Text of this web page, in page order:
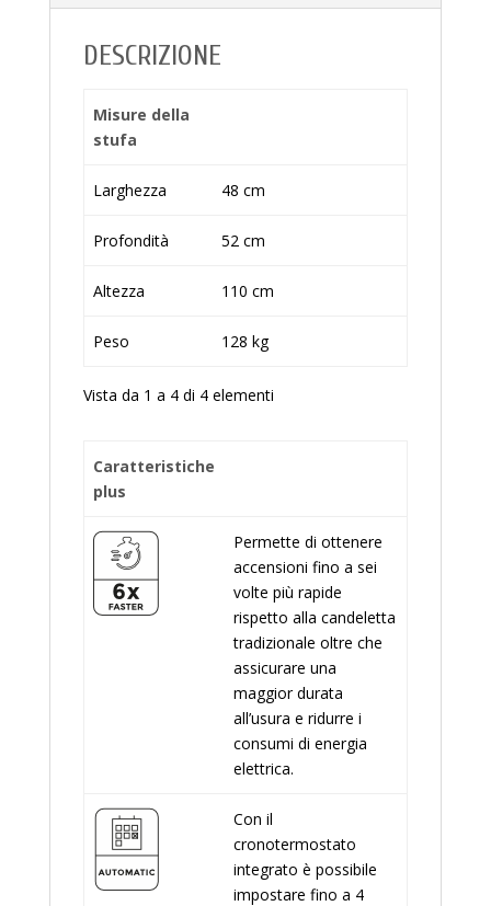
DESCRIZIONE
Misure della
stufa
Larghezza 48 cm
Profondità 52 cm
Altezza 110 cm
Peso 128 kg
Vista da 1 a 4 di 4 elementi
Caratteristiche
plus
Permette di ottenere
accensioni fino a sei
volte più rapide
rispetto alla candeletta
tradizionale oltre che
assicurare una
maggior durata
all’usura e ridurre i
consumi di energia
elettrica.
Con il
cronotermostato
integrato è possibile
impostare fino a 4